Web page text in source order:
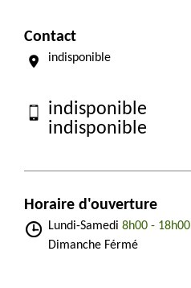
Contact
indisponible
indisponible
indisponible
Horaire d'ouverture
Lundi-Samedi 8h00 - 18h00
Dimanche Férmé